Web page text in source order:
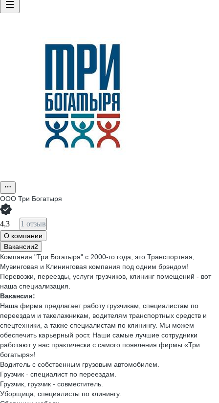
ООО Три Богатыря
4,3 1 отзыв
О компании
Вакансии2
Компания "Три Богатыря" с 2000-го года, это Транспортная,
Мувинговая и Клининговая компания под одним брэндом!
Перевозки, переезды, услуги грузчиков, клининг помещений - вот
наша специализация.
Вакансии:
Наша фирма предлагает работу грузчикам, специалистам по
переездам и такелажникам, водителям транспортных средств и
спецтехники, а также специалистам по клинингу. Мы можем
обеспечить карьерный рост. Наши самые лучшие сотрудники
работают у нас практически с самого появления фирмы «Три
богатыря»!
Водитель с собственным грузовым автомобилем.
Грузчик - специалист по переездам.
Грузчик, грузчик - совместитель.
Уборщица, специалисты по клинингу.